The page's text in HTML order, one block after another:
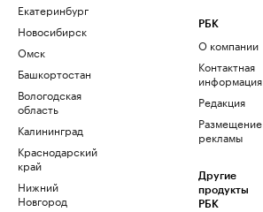
Екатеринбург
Новосибирск
Омск
Башкортостан
Вологодская
область
Калининград
Краснодарский
край
Нижний
Новгород
РБК
О компании
Контактная
информация
Редакция
Размещение
рекламы
Другие
продукты
РБК